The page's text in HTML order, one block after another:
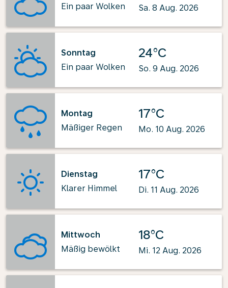
Ein paar Wolken
Sa. 8 Aug. 2026
Sonntag
Ein paar Wolken
24°C
So. 9 Aug. 2026
Montag
Mäßiger Regen
17°C
Mo. 10 Aug. 2026
Dienstag
Klarer Himmel
17°C
Di. 11 Aug. 2026
Mittwoch
Mäßig bewölkt
18°C
Mi. 12 Aug. 2026